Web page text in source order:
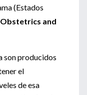
(Estados
and
son producidos
el
de esa